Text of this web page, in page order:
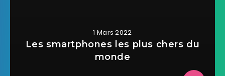
1 Mars 2022
Les smartphones les plus chers du
monde